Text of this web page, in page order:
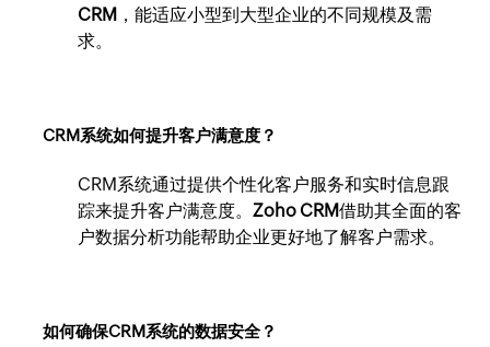
CRM ，能适应小型到大型企业的不同规模及需
求。
CRM系统如何提升客户满意度？
CRM系统通过提供个性化客户服务和实时信息跟
踪来提升客户满意度。Zoho CRM借助其全面的客
户数据分析功能帮助企业更好地了解客户需求。
如何确保CRM系统的数据安全？